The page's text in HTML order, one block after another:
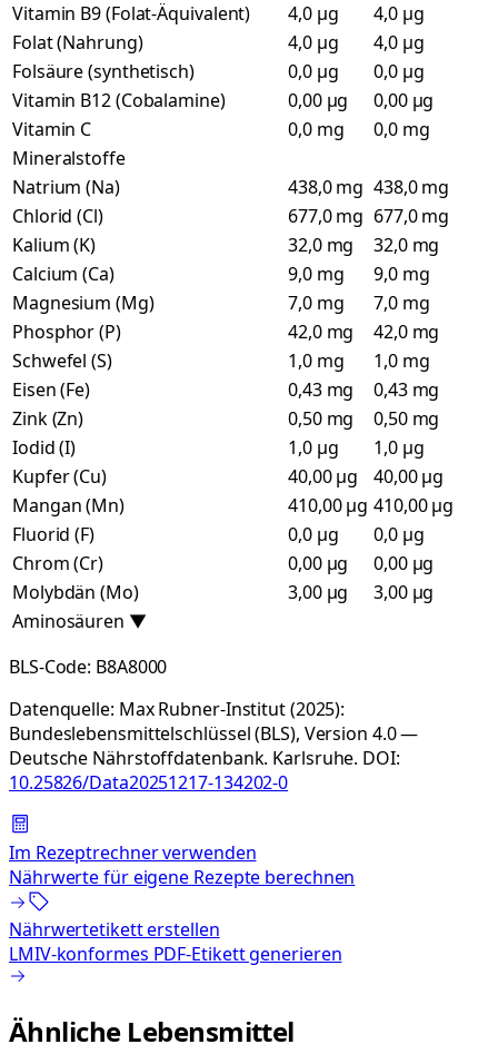
Vitamin B9 (Folat-Äquivalent)
4,0 µg
4,0 µg
Folat (Nahrung)
4,0 µg
4,0 µg
Folsäure (synthetisch)
0,0 µg
0,0 µg
Vitamin B12 (Cobalamine)
0,00 µg
0,00 µg
Vitamin C
0,0 mg
0,0 mg
Mineralstoffe
Natrium (Na)
438,0 mg 438,0 mg
Chlorid (Cl)
677,0 mg 677,0 mg
Kalium (K)
32,0 mg
32,0 mg
Calcium (Ca)
9,0 mg
9,0 mg
Magnesium (Mg)
7,0 mg
7,0 mg
Phosphor (P)
42,0 mg
42,0 mg
Schwefel (S)
1,0 mg
1,0 mg
Eisen (Fe)
0,43 mg
0,43 mg
Zink (Zn)
0,50 mg
0,50 mg
Iodid (I)
1,0 µg
1,0 µg
Kupfer (Cu)
40,00 µg
40,00 µg
Mangan (Mn)
410,00 µg 410,00 µg
Fluorid (F)
0,0 µg
0,0 µg
Chrom (Cr)
0,00 µg
0,00 µg
Molybdän (Mo)
3,00 µg
3,00 µg
Aminosäuren ▼
BLS-Code: B8A8000
Datenquelle: Max Rubner-Institut (2025):
Bundeslebensmittelschlüssel (BLS), Version 4.0 —
Deutsche Nährstoffdatenbank. Karlsruhe. DOI:
10.25826/Data20251217-134202-0
Im Rezeptrechner verwenden
Nährwerte für eigene Rezepte berechnen
Nährwertetikett erstellen
LMIV-konformes PDF-Etikett generieren
Ähnliche Lebensmittel